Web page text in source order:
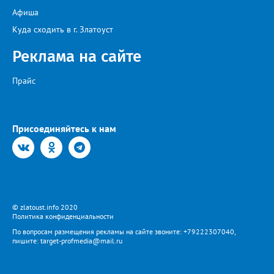
общественного транспорта.
Афиша
Куда сходить в г. Златоуст
Реклама на сайте
Прайс
Присоединяйтесь к нам
© zlatoust.info 2020
Политика конфиденциальности
По вопросам размещения рекламы на сайте звоните: +79222307040,
пишите: target-profmedia@mail.ru